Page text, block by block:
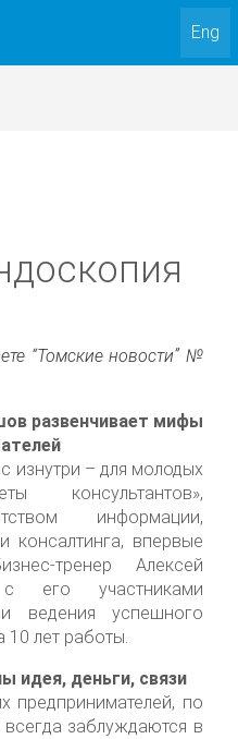
Eng
“Томские новости” №
развенчивает мифы
изнутри – для молодых
консультантов»,
информации,
консалтинга, впервые
тренер Алексей
его участниками
ведения успешного
10 лет работы.
идея, деньги, связи
предпринимателей, по
заблуждаются в